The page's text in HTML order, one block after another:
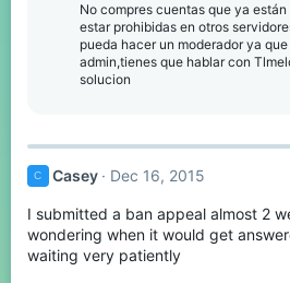
No compres cuentas que ya
estar prohibidas en otros
pueda hacer un moderador ya
admin,tienes que hablar con
solucion
C Casey Dec 16, 2015
I submitted a ban appeal almost 2
wondering when it would get
waiting very patiently